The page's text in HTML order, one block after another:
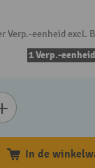
Verp.-eenheid excl.
1 Verp.-eenheid
In de